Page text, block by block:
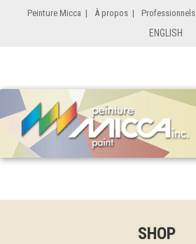
Peinture Micca | À propos | Professionnels
ENGLISH
SHOP